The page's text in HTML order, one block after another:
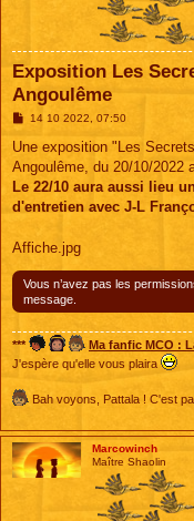
Exposition Les
Angoulême
M
s
a
g
14 10 2022, 07:50
Une exposition "Les
Angoulême, du 20/10/2022
Le 22/10 aura aussi lieu
d'entretien avec J-L
Affiche.jpg
Vous n’avez pas les
message.
*** Ma fanfic MCO :
J'espère qu'elle vous plaira
Bah voyons, Pattala ! C'est
Marcowinch
Maître Shaolin